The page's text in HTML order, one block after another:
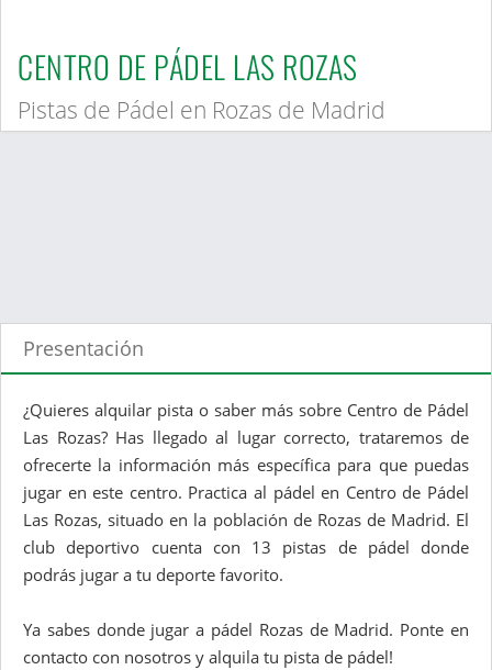
CENTRO DE PÁDEL LAS ROZAS
Pistas de Pádel en Rozas de Madrid
Presentación
¿Quieres alquilar pista o saber más sobre Centro de Pádel
Las Rozas? Has llegado al lugar correcto, trataremos de
ofrecerte la información más específica para que puedas
jugar en este centro. Practica al pádel en Centro de Pádel
Las Rozas, situado en la población de Rozas de Madrid. El
club deportivo cuenta con 13 pistas de pádel donde
podrás jugar a tu deporte favorito.
Ya sabes donde jugar a pádel Rozas de Madrid. Ponte en
contacto con nosotros y alquila tu pista de pádel!